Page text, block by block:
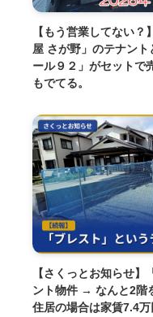
【もう営業してない
屋 さが野」のテナント
ール９２」がセットで
もでてる。
【さくっとお知らせ
ント物件 → なんと2階
住居の場合は家賃7.4万